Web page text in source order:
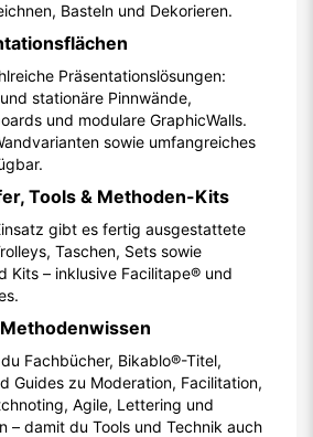
Basteln und Dekorieren.
Präsentationslösungen:
stationäre Pinnwände,
und modulare GraphicWalls.
sowie umfangreiches
Tools & Methoden-Kits
gibt es fertig ausgestattete
Taschen, Sets sowie
Kits – inklusive Facilitape® und
Fachbücher, Bikablo®-Titel,
Guides zu Moderation, Facilitation,
Agile, Lettering und
– damit du Tools und Technik auch